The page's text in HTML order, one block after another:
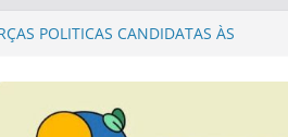
POLITICAS CANDIDATAS ÀS
NATURAL SUDOESTE ALENTEJANO